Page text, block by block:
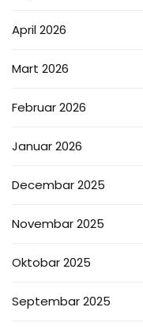
April 2026
Mart 2026
Februar 2026
Januar 2026
Decembar 2025
Novembar 2025
Oktobar 2025
Septembar 2025